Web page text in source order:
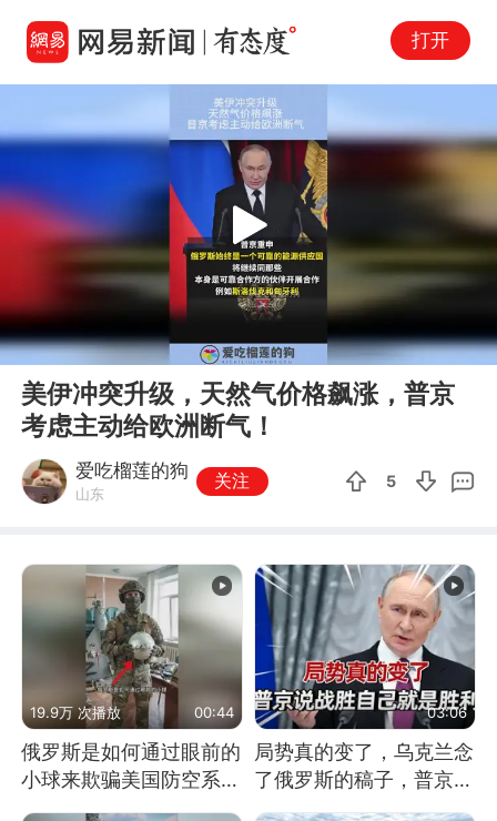
打开
00:00 00:09
Play
美伊冲突升级，天然气价格飙涨，普京
考虑主动给欧洲断气！
爱吃榴莲的狗
山东
关注 5
19.9万 次播放 00:44
俄罗斯是如何通过眼前的
小球来欺骗美国防空系统
的
03:06
局势真的变了，乌克兰念
了俄罗斯的稿子，普京说
战胜自己就是胜利